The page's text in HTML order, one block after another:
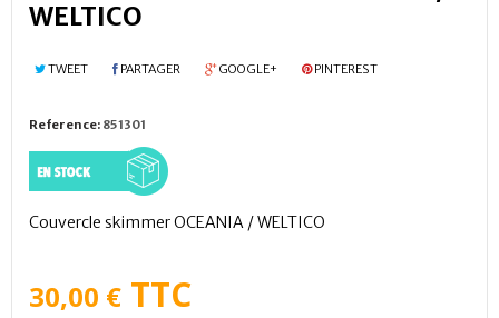
WELTICO
TWEET PARTAGER GOOGLE+ PINTEREST
Reference: 851301
Couvercle skimmer OCEANIA / WELTICO
30,00 € TTC